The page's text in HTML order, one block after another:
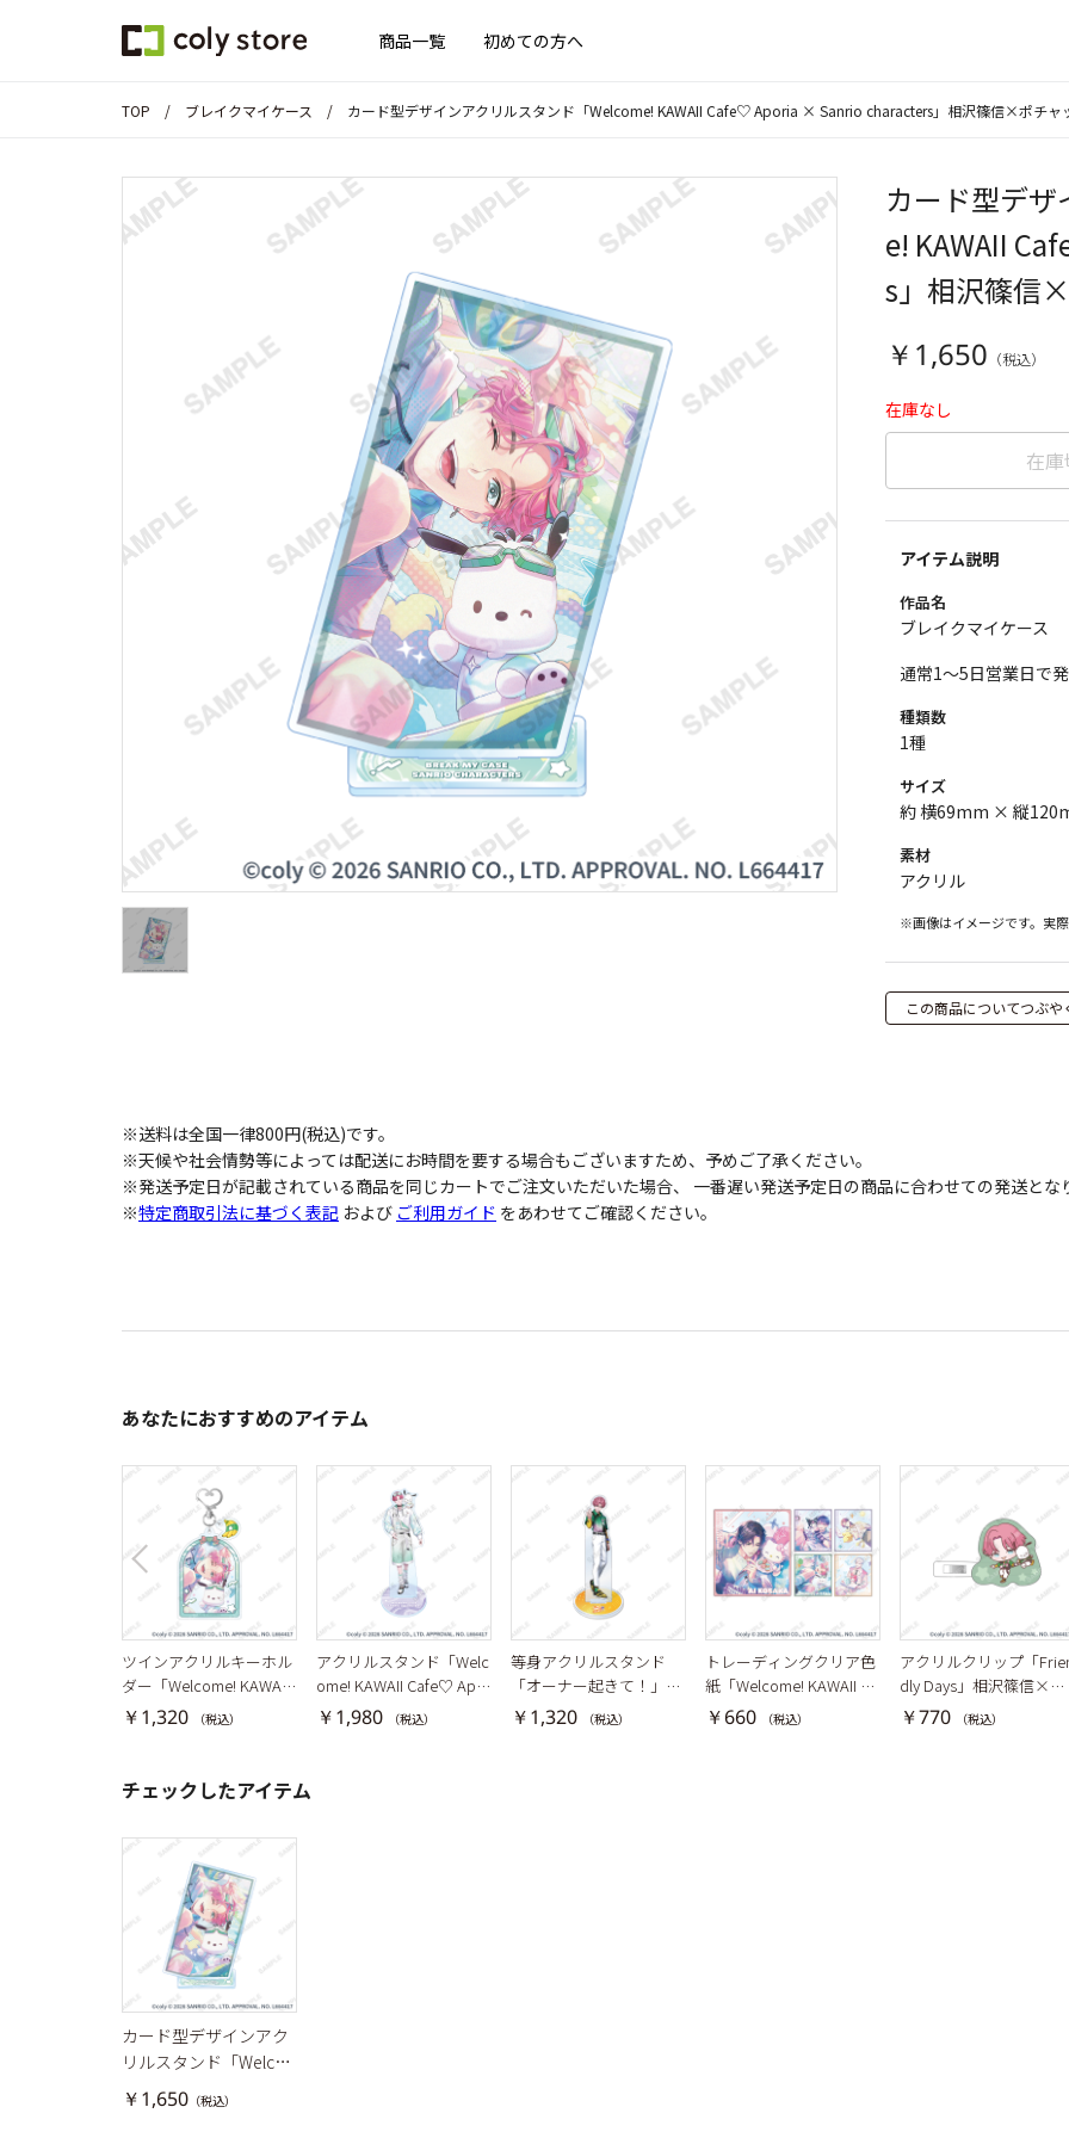
商品一覧 初めての方へ
TOP ブレイクマイケース カード型デザインアクリルスタンド「Welcome! KAWAII Cafe♡ Aporia × Sanrio characters」相沢篠信×ポチャ
カード型デ
e! KAWAII
s」相沢篠信
￥1,650
在庫なし
在
アイテム説明
作品名
ブレイクマイケース
通常1～5日営業日で
種類数
1種
サイズ
約 横69mm × 縦
素材
アクリル
※画像はイメージです。実
この商品についてつぶや
※送料は全国一律800円(税込)です。
※天候や社会情勢等によっては配送にお時間を要する場合もございますため、予めご了承ください。
※発送予定日が記載されている商品を同じカートでご注文いただいた場合、 一番遅い発送予定日の商品に合わせての発送とな
※特定商取引法に基づく表記 および ご利用ガイド をあわせてご確認ください。
あなたにおすすめのアイテム
ツインアクリルキーホル
ダー「Welcome! KAWAII
Cafe♡ Aporia × Sanrio c
haracters」相沢篠信×ポ
￥1,320 （税込）
アクリルスタンド「Welc
ome! KAWAII Cafe♡ Apor
ia × Sanrio characters」
相沢篠信×ポチャッコ
￥1,980 （税込）
等身アクリルスタンド
「オーナー起きて！」相
沢篠信
￥1,320 （税込）
トレーディングクリア色
紙「Welcome! KAWAII Ca
fe♡ Aporia × Sanrio cha
racters」
￥660 （税込）
アクリルクリップ「
dly Days」相沢篠信×ポ
チャッコ
￥770 （税込）
チェックしたアイテム
カード型デザインアク
リルスタンド「Welco
me! KAWAII Cafe♡ Apo
ria × Sanrio character
￥1,650 （税込）